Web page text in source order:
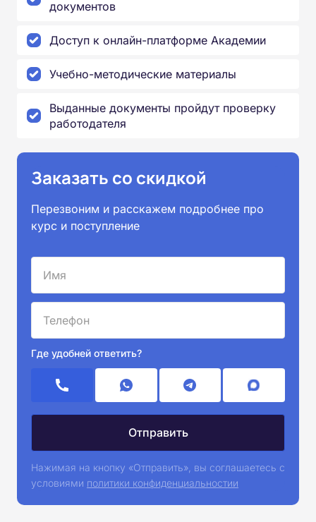
документов
Доступ к онлайн-платформе Академии
Учебно-методические материалы
Выданные документы пройдут проверку
работодателя
Заказать со скидкой
Перезвоним и расскажем подробнее про
курс и поступление
Где удобней ответить?
Нажимая на кнопку «Отправить», вы соглашаетесь с
условиями политики конфиденциальностии